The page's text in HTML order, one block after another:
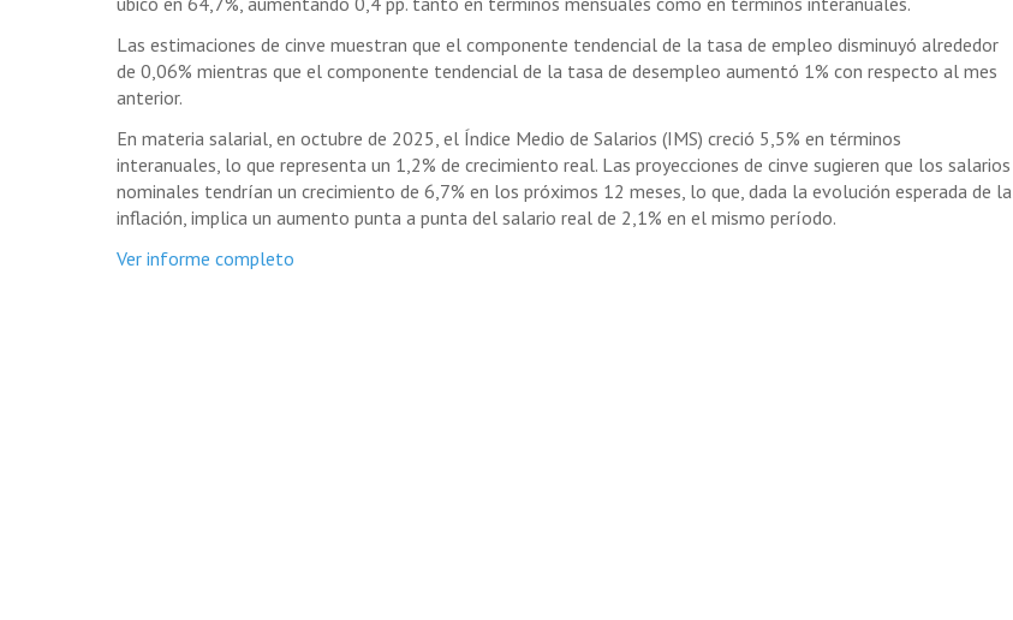
Las estimaciones de cinve muestran que el componente tendencial de la tasa de empleo disminuyó alrededor
de 0,06% mientras que el componente tendencial de la tasa de desempleo aumentó 1% con respecto al mes
anterior.
En materia salarial, en octubre de 2025, el Índice Medio de Salarios (IMS) creció 5,5% en términos
interanuales, lo que representa un 1,2% de crecimiento real. Las proyecciones de cinve sugieren que los salarios
nominales tendrían un crecimiento de 6,7% en los próximos 12 meses, lo que, dada la evolución esperada de la
inflación, implica un aumento punta a punta del salario real de 2,1% en el mismo período.
Ver informe completo